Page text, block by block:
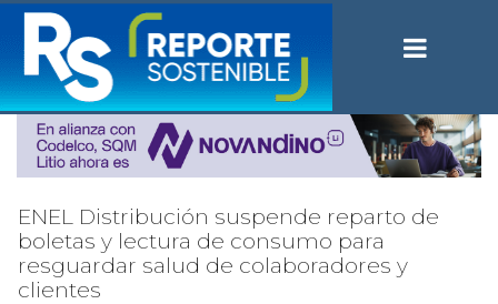
ENEL Distribución suspende reparto de
boletas y lectura de consumo para
resguardar salud de colaboradores y
clientes